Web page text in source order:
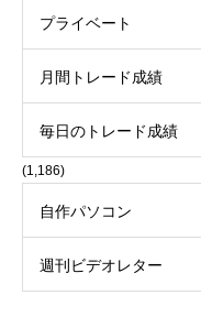
プライベート
月間トレード成績
毎日のトレード成績
(1,186)
自作パソコン
週刊ビデオレター